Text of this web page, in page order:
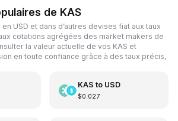
de KAS
USD et dans d’autres devises fiat aux taux
cotations agrégées des market makers de
la valeur actuelle de vos KAS et
en toute confiance grâce à des taux précis,
KAS to USD
$0.027